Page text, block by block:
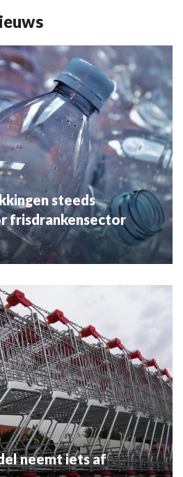
steeds
frisdrankensector
neemt iets af